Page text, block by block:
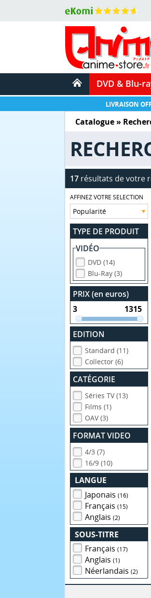
DVD & Blu-
LIVRAISON
Catalogue»
17résultats de votre
AFFINEZ VOTRE SELECTION
TYPE DE PRODUIT
VIDÉO
DVD (14)
Blu-Ray (3)
PRIX (en euros)
EDITION
Standard (11)
Collector (6)
CATÉGORIE
Séries TV (13)
Films (1)
OAV (3)
FORMAT VIDEO
4/3 (7)
16/9 (10)
LANGUE
Japonais(16)
Français(15)
Anglais(2)
SOUS-TITRE
Français(17)
Anglais(1)
Néerlandais(2)